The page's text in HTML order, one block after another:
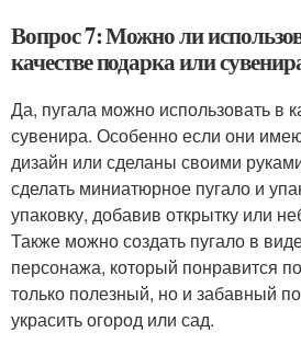
Вопрос 7: Можно ли
качестве подарка или
Да, пугала можно использовать в
сувенира. Особенно если они
дизайн или сделаны своими
сделать миниатюрное пугало и
упаковку, добавив открытку или
Также можно создать пугало в
персонажа, который понравится
только полезный, но и забавный
украсить огород или сад.